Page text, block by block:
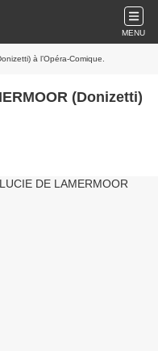
MENU
à l’Opéra-Comique.
(Donizetti)